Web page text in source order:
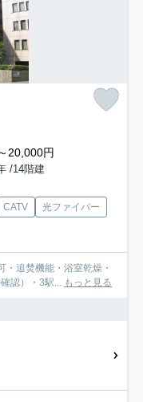
20,000円
/14階建
CATV
光ファイバー
追焚機能・浴室乾燥・
認）・3駅... もっと見る